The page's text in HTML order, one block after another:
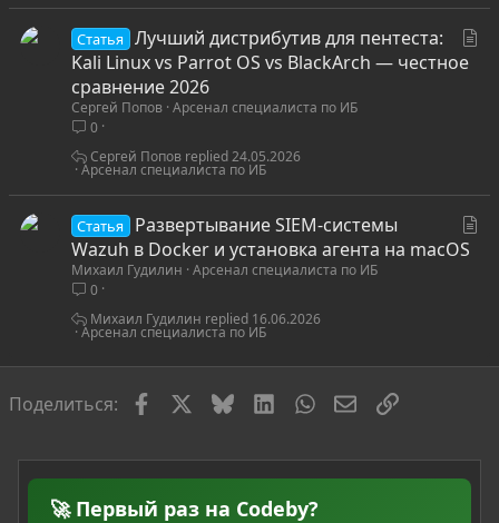
Статья
Лучший дистрибутив для пентеста:
Kali Linux vs Parrot OS vs BlackArch — честное
сравнение 2026
Сергей Попов Арсенал специалиста по ИБ
0
Арсенал специалиста по ИБ
24.05.2026
Сергей Попов
Статья
Развертывание SIEM-системы
Wazuh в Docker и установка агента на macOS
Михаил Гудилин Арсенал специалиста по ИБ
0
Арсенал специалиста по ИБ
16.06.2026
Михаил Гудилин
Поделиться: FacebookBlueskyLinkedInWhatsAppЭлектронная
Ссылка
🚀 Первый раз на Codeby?